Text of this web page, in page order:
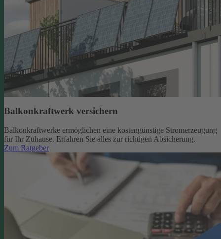
Balkonkraftwerk versichern
Balkonkraftwerke ermöglichen eine kostengünstige Stromerzeugung
für Ihr Zuhause. Erfahren Sie alles zur richtigen Absicherung.
Zum Ratgeber